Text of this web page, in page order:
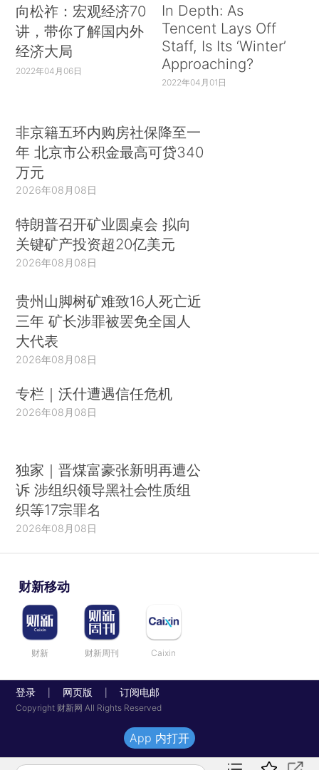
向松祚：宏观经济70
讲，带你了解国内外
经济大局
2022年04月06日
In Depth: As
Tencent Lays Off
Staff, Is Its ‘Winter’
Approaching?
2022年04月01日
非京籍五环内购房社保降至一
年 北京市公积金最高可贷340
万元
2026年08月08日
特朗普召开矿业圆桌会 拟向
关键矿产投资超20亿美元
2026年08月08日
贵州山脚树矿难致16人死亡近
三年 矿长涉罪被罢免全国人
大代表
2026年08月08日
专栏｜沃什遭遇信任危机
2026年08月08日
独家｜晋煤富豪张新明再遭公
诉 涉组织领导黑社会性质组
织等17宗罪名
2026年08月08日
财新移动
财新 财新周刊 Caixin
登录 网页版 订阅电邮
Copyright 财新网 All Rights Reserved
App 内打开